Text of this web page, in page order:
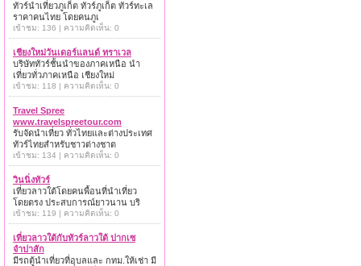
ทัวร์นำเที่ยวภูเก็ต ทัวร์ภูเก็ต ทัวร์ทะเล
ราคาคนไทย โดยคนภูเ
เข้าชม: 136 | ความคิดเห็น: 0
เชียงใหม่วันเดอร์แลนด์ ทราเวล
บริษัททัวร์ชั้นนำของภาคเหนือ นำ
เที่ยวทั่วภาคเหนือ เชียงใหม่
เข้าชม: 118 | ความคิดเห็น: 0
Travel Spree
www.travelspreetour.com
รับจัดนำเที่ยว ทั่วไทยและต่างประเทศ
ทัวร์ไทยสำหรับชาวต่างชาต
เข้าชม: 134 | ความคิดเห็น: 0
วินนิ่งทัวร์
เที่ยวลาวใต้โดยคนพื้อนที่นำเที่ยว
โดยตรง ประสบการณ์ยาวนาน บริ
เข้าชม: 119 | ความคิดเห็น: 0
เที่ยวลาวใต้กับทัวร์ลาวใต้ ปากเซ
จำปาสัก
มีรถตู้นำเที่ยวที่อุบลและ กทม.ให้เช่า มี